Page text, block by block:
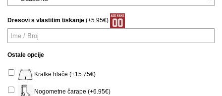
Dresovi s vlastitim tiskanje (+5.95€)
Ostale opcije
Kratke hlače (+15.75€)
Nogometne čarape (+6.95€)